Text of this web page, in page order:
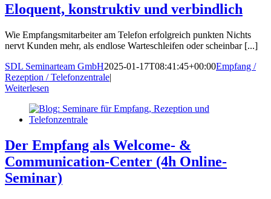
Eloquent, konstruktiv und verbindlich
Wie Empfangsmitarbeiter am Telefon erfolgreich punkten Nichts
nervt Kunden mehr, als endlose Warteschleifen oder scheinbar [...]
SDL Seminarteam GmbH2025-01-17T08:41:45+00:00Empfang /
Rezeption / Telefonzentrale|
Weiterlesen
Der Empfang als Welcome- &
Communication-Center (4h Online-
Seminar)